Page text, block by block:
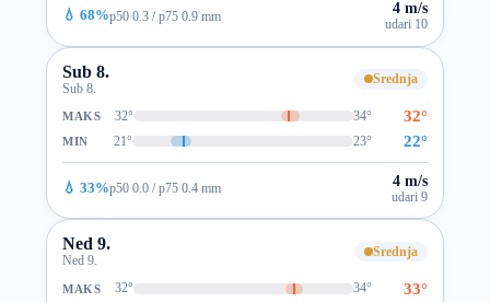
💧 68%p50 0.3 / p75 0.9 mm 4 m/s
udari 10
Sub 8.
Sub 8.
Srednja
MAKS 32° 34° 32°
MIN 21° 23° 22°
💧 33%p50 0.0 / p75 0.4 mm 4 m/s
udari 9
Ned 9.
Ned 9.
Srednja
MAKS 32° 34° 33°